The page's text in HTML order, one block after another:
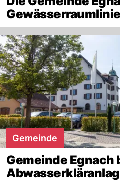
Gemeinde
Gemeinde Egnach